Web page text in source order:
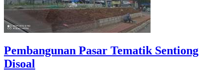
Pembangunan Pasar Tematik Sentiong
Disoal